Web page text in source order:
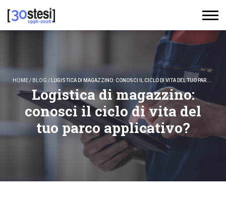
HOME/ BLOG / LOGISTICA DI MAGAZZINO: CONOSCI IL CICLO DI VITA DEL TUO PARCO APPLICATIVO?
Logistica di magazzino:
conosci il ciclo di vita del
tuo parco applicativo?